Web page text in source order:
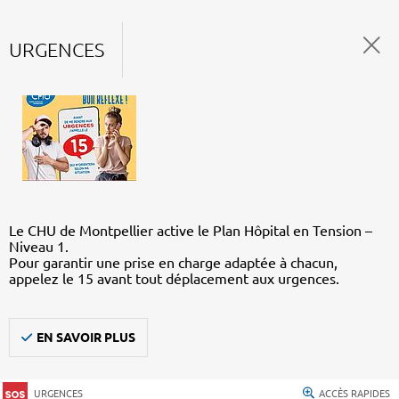
URGENCES
Le CHU de Montpellier active le Plan Hôpital en Tension –
Niveau 1.
Pour garantir une prise en charge adaptée à chacun,
appelez le 15 avant tout déplacement aux urgences.
EN SAVOIR PLUS
URGENCES ACCÈS RAPIDES